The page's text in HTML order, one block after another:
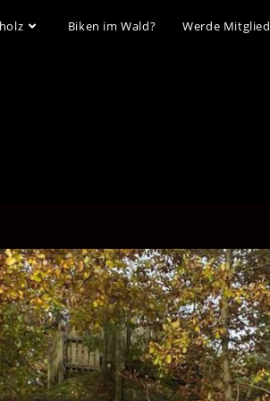
Biken im Wald? Werde Mitglied